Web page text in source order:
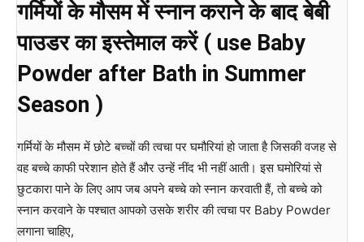
गर्मियों के मौसम में स्नान कराने के बाद बेबी
पाउडर का इस्तेमाल करें ( use Baby
Powder after Bath in Summer
Season )
गर्मियों के मौसम में छोटे बच्चों की त्वचा पर घमौरियां हो जाता है जिसकी वजह से
वह बच्चे काफी परेशान होते हैं और उन्हें नींद भी नहीं आती। इस घमोरियां से
छुटकारा पाने के लिए आप जब अपने बच्चे को स्नान करवाती हैं, तो बच्चे को
स्नान करवाने के पश्चात आपको उसके शरीर की त्वचा पर Baby Powder
लगाना चाहिए,